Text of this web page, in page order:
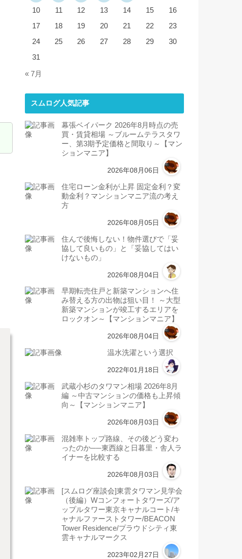
10 11 12 13 14 15
16
17
18 19 20 21 22
23
24
25 26 27 28 29
30
31
« 7月
スムログ人気記事
幕張ベイパーク 2026年8月時点の売
買・賃貸相場 ～ブルームテラスタワ
ー、第3期予定価格と間取り～【マン
ションマニア】
2026年08月06日
住宅ローン金利が上昇 固定金利？変
動金利？マンションマニア流の考え
方
2026年08月05日
住んで後悔しない！物件選びで「妥
協して良いもの」と「妥協してはい
けないもの」
2026年08月04日
早期転売住戸と新築マンションへ住
み替える方の出物は狙い目！ ～大型
新築マンションが竣工するエリアを
ロックオン～【マンションマニア】
2026年08月04日
温水洗濯という選択
2022年01月18日
武蔵小杉のタワマン相場 2026年8月
編 ～中古マンションの価格も上昇傾
向～【マンションマニア】
2026年08月03日
混雑率トップ路線、その後どう変わ
ったのか──東西線と日暮里・舎人ラ
イナーを比較する
2026年08月03日
[スムログ座談会]東雲タワマン見学会
（後編）Wコンフォートタワーズ/ア
ップルタワー東京キャナルコート/キ
ャナルファーストタワー/BEACON
Tower Residence/プラウドシティ東
雲キャナルマークス
2023年02月27日